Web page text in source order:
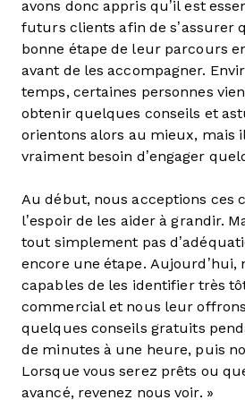
avons donc appris qu’il est
futurs clients afin de s’assurer
bonne étape de leur parcours
avant de les accompagner.
temps, certaines personnes
obtenir quelques conseils et
orientons alors au mieux, mais
vraiment besoin d’engager
Au début, nous acceptions ces
l’espoir de les aider à grandir.
tout simplement pas
encore une étape. Aujourd’hui,
capables de les identifier très
commercial et nous leur
quelques conseils gratuits
de minutes à une heure, puis
Lorsque vous serez prêts ou
avancé, revenez nous voir. »